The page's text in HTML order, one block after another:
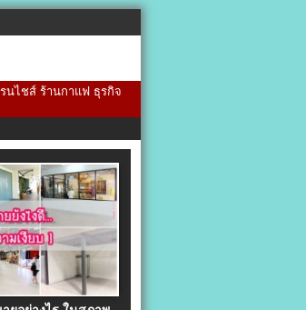
นไชส์ ร้านกาแฟ ธุรกิจ